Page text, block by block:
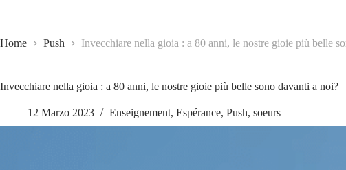
Home Push Invecchiare nella gioia : a 80 anni, le nostre gioie più belle
Invecchiare nella gioia : a 80 anni, le nostre gioie più belle sono davanti a noi?
12 Marzo 2023 Enseignement, Espérance, Push, soeurs